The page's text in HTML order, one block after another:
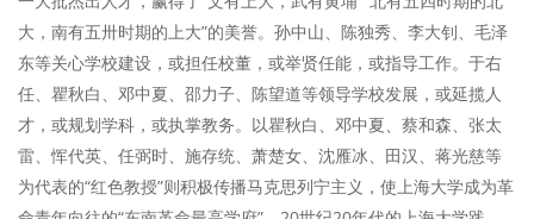
大，南有五卅时期的上大”的美誉。孙中山、陈独秀、李大钊、毛泽
东等关心学校建设，或担任校董，或举贤任能，或指导工作。于右
任、瞿秋白、邓中夏、邵力子、陈望道等领导学校发展，或延揽人
才，或规划学科，或执掌教务。以瞿秋白、邓中夏、蔡和森、张太
雷、恽代英、任弼时、施存统、萧楚女、沈雁冰、田汉、蒋光慈等
为代表的“红色教授”则积极传播马克思列宁主义，使上海大学成为革